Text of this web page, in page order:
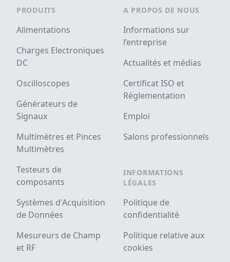
PRODUITS
Alimentations
Charges Electroniques
DC
Oscilloscopes
Générateurs de
Signaux
Multimètres et Pinces
Multimètres
Testeurs de
composants
Systèmes d'Acquisition
de Données
Mesureurs de Champ
et RF
A PROPOS DE NOUS
Informations sur
l’entreprise
Actualités et médias
Certificat ISO et
Réglementation
Emploi
Salons professionnels
INFORMATIONS
LÉGALES
Politique de
confidentialité
Politique relative aux
cookies